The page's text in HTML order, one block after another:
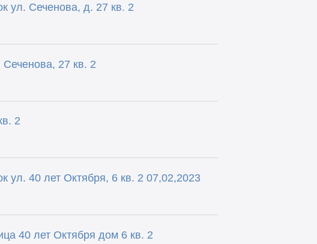
ул. Сеченова, д. 27 кв. 2
27 кв. 2
2
ул. 40 лет Октября, 6 кв. 2 07,02,2023
40 лет Октября дом 6 кв. 2